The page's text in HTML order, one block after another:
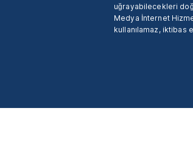
uğrayabilecekleri
Medya İnternet
kullanılamaz, iktibas